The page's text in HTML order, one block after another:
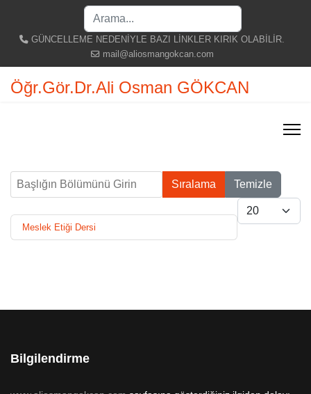
GÜNCELLEME NEDENİYLE BAZI LİNKLER KIRIK OLABİLİR.
mail@aliosmangokcan.com
Öğr.Gör.Dr.Ali Osman GÖKCAN
Başlığın Bölümünü Girin
Sıralama Temizle
Göster #
Meslek Etiği Dersi
Bilgilendirme